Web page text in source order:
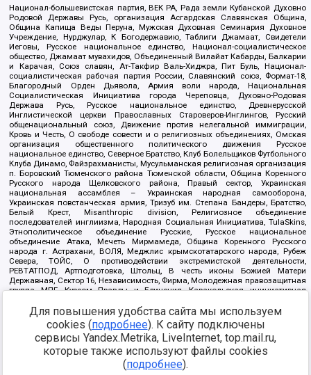
Национал-большевистская партия, ВЕК РА, Рада земли Кубанской Духовно
Родовой Державы Русь, организация Асгардская Славянская Община,
Община Капища Веды Перуна, Мужская Духовная Семинария Духовное
Учреждение, Нурджулар, К Богодержавию, Таблиги Джамаат, Свидетели
Иеговы, Русское национальное единство, Национал-социалистическое
общество, Джамаат мувахидов, Объединенный Вилайат Кабарды, Балкарии
и Карачая, Союз славян, Ат-Такфир Валь-Хиджра, Пит Буль, Национал-
социалистическая рабочая партия России, Славянский союз, Формат-18,
Благородный Орден Дьявола, Армия воли народа, Национальная
Социалистическая Инициатива города Череповца, Духовно-Родовая
Держава Русь, Русское национальное единство, Древнерусской
Инглистической церкви Православных Староверов-Инглингов, Русский
общенациональный союз, Движение против нелегальной иммиграции,
Кровь и Честь, О свободе совести и о религиозных объединениях, Омская
организация общественного политического движения Русское
национальное единство, Северное Братство, Клуб Болельщиков Футбольного
Клуба Динамо, Файзрахманисты, Мусульманская религиозная организация
п. Боровский Тюменского района Тюменской области, Община Коренного
Русского народа Щелковского района, Правый сектор, Украинская
национальная ассамблея – Украинская народная самооборона,
Украинская повстанческая армия, Тризуб им. Степана Бандеры, Братство,
Белый Крест, Misanthropic division, Религиозное объединение
последователей инглиизма, Народная Социальная Инициатива, TulaSkins,
Этнополитическое объединение Русские, Русское национальное
объединение Атака, Мечеть Мирмамеда, Община Коренного Русского
народа г. Астрахани, ВОЛЯ, Меджлис крымскотатарского народа, Рубеж
Севера, ТОЙС, О противодействии экстремистской деятельности,
РЕВТАТПОД, Артподготовка, Штольц, В честь иконы Божией Матери
Державная, Сектор 16, Независимость, Фирма, Молодежная правозащитная
группа МПГ, Курсом Правды и Единения, Каракольская инициативная
Благотворительный пансионат Ак Умут, Русская республика Русь,
Арестантское уголовное единство, Башкорт, Нация и свобода, W.H.С., Фалунь
Дафа, Иртыш Ultras, Русский Патриотический клуб-Новокузнецк/РПК,
Сибирский державный союз, Фонд борьбы с коррупцией, Фонд защиты прав
граждан, Штабы Навального, Совет граждан СССР Прикубанского округа г.
Краснодара
https://minjust.gov.ru/ru/documents/7822/
Для повышения удобства сайта мы используем
cookies (подробнее). К сайту подключены
сервисы Yandex.Metrika, LiveInternet, top.mail.ru,
которые также используют файлы cookies
(подробнее).